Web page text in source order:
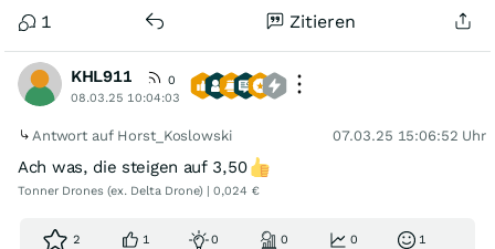
1 Zitieren
KHL911
0
08.03.25 10:04:03
Antwort auf Horst_Koslowski 07.03.25 15:06:52 Uhr
Ach was, die steigen auf 3,50
Tonner Drones (ex. Delta Drone) | 0,024 €
2 1 0 0 0 1